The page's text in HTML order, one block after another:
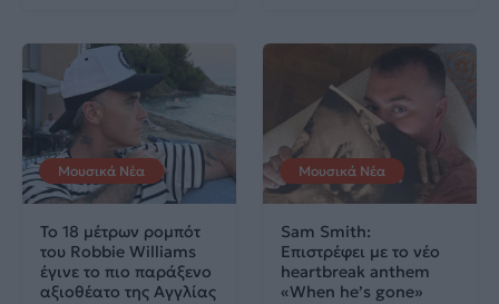
Μουσικά Νέα
Το 18 μέτρων ρομπότ
του Robbie Williams
έγινε το πιο παράξενο
αξιοθέατο της Αγγλίας
Μουσικά Νέα
Sam Smith:
Επιστρέφει με το νέο
heartbreak anthem
«When he’s gone»